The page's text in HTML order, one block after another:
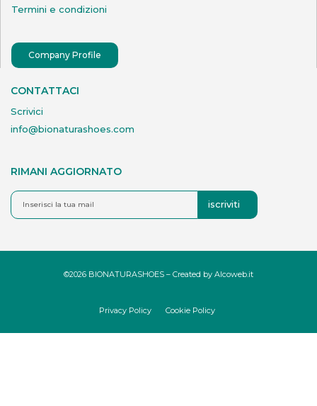
Termini e condizioni
Company Profile
CONTATTACI
Scrivici
info@bionaturashoes.com
RIMANI AGGIORNATO
iscriviti
©2026 BIONATURASHOES – Created by Alcoweb.it
Privacy Policy Cookie Policy